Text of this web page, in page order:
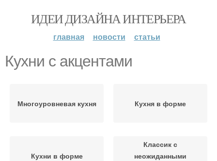
ИДЕИ ДИЗАЙНА ИНТЕРЬЕРА
главная новости статьи
Кухни с акцентами
Многоуровневая кухня Кухня в форме
Кухни в форме
Классик с
неожиданными